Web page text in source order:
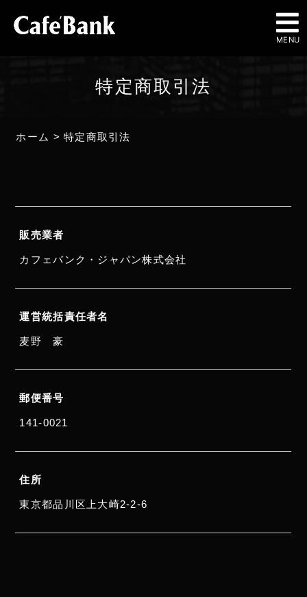
MENU
特定商取引法
ホーム >特定商取引法
販売業者
カフェバンク・ジャパン株式会社
運営統括責任者名
麦野 豪
郵便番号
141-0021
住所
東京都品川区上大崎2-2-6